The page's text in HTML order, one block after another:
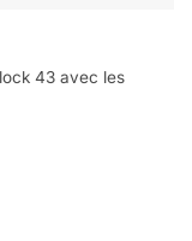
43 avec les